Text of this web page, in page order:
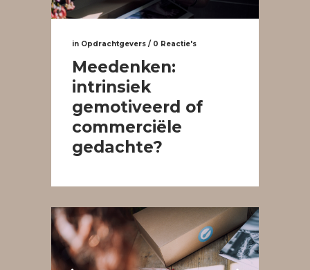
in Opdrachtgevers / 0 Reactie's
Meedenken:
intrinsiek
gemotiveerd of
commerciële
gedachte?